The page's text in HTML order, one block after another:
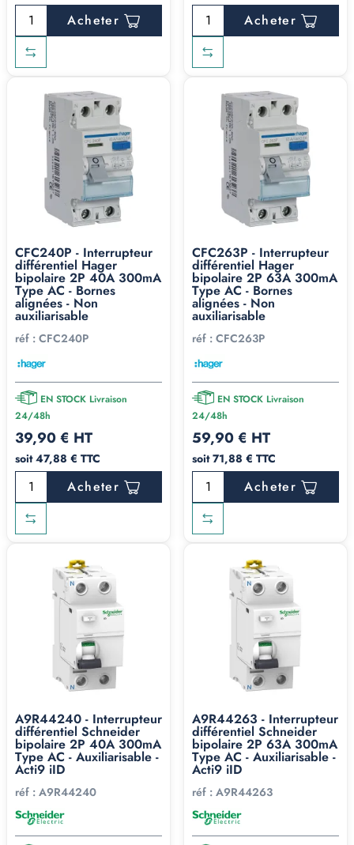
Acheter Acheter
CFC240P - Interrupteur
différentiel Hager
bipolaire 2P 40A 300mA
Type AC - Bornes
alignées - Non
auxiliarisable
réf : CFC240P
EN STOCK Livraison
24/48h
39,90 € HT
soit 47,88 € TTC
Acheter
CFC263P - Interrupteur
différentiel Hager
bipolaire 2P 63A 300mA
Type AC - Bornes
alignées - Non
auxiliarisable
réf : CFC263P
EN STOCK Livraison
24/48h
59,90 € HT
soit 71,88 € TTC
Acheter
A9R44240 - Interrupteur
différentiel Schneider
bipolaire 2P 40A 300mA
Type AC - Auxiliarisable -
Acti9 iID
réf : A9R44240
A9R44263 - Interrupteur
différentiel Schneider
bipolaire 2P 63A 300mA
Type AC - Auxiliarisable -
Acti9 iID
réf : A9R44263